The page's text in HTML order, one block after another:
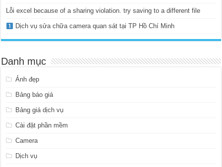
Lỗi excel because of a sharing violation. try saving to a different file
Dịch vụ sửa chữa camera quan sát tại TP Hồ Chí Minh
Danh mục
Ảnh đẹp
Bảng báo giá
Bảng giá dịch vụ
Cài đặt phần mềm
Camera
Dịch vụ